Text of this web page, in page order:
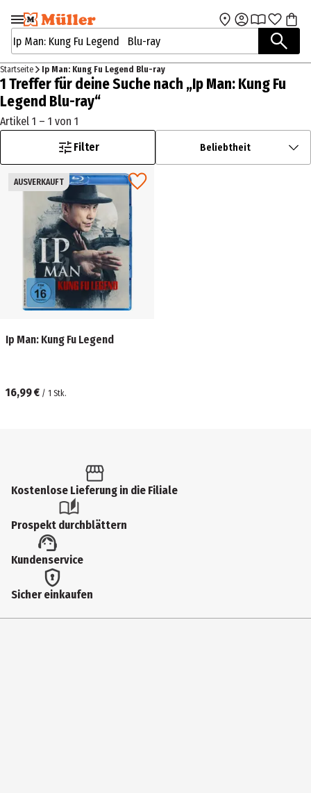
Zur Navigation
springen
Zum Hauptinhalt
Suchbegriffe / Artikelnummer
Startseite Ip Man: Kung Fu Legend Blu-ray
1 Treffer für deine Suche nach „Ip Man: Kung Fu
Legend Blu-ray“
Artikel 1 – 1 von 1
Filter
Beliebtheit
AUSVERKAUFT
Ip Man: Kung Fu Legend
16,99 € / 1 Stk.
Kostenlose Lieferung in die Filiale
Prospekt durchblättern
Kundenservice
Sicher einkaufen